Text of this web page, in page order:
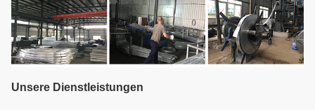
Unsere Dienstleistungen